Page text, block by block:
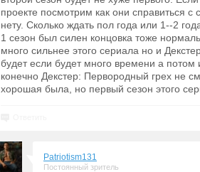
проекте посмотрим как они справиться
нету. Сколько ждать пол года или 1--2
1 сезон был силен концовка тоже
много сильнее этого сериала но и
будет если будет много времени а
конечно Декстер: Первородный грех не
хорошая была, но первый сезон этого
Patriotism131
Постоянный зритель